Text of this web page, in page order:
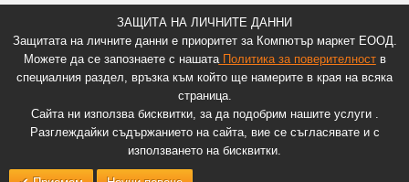
ЗАЩИТА НА ЛИЧНИТЕ ДАННИ
Защитата на личните данни е приоритет за Компютър маркет ЕООД.
Можете да се запознаете с нашатаПолитика за поверителноств
специалния раздел, връзка към който ще намерите в края на всяка
страница.
Сайта ни използва бисквитки, за да подобрим нашите услуги .
Разглеждайки съдържанието на сайта, вие се съгласявате и с
използването на бисквитки.